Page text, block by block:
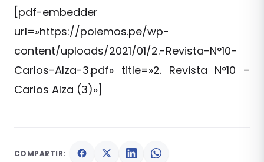
[pdf-embedder
url=»https://polemos.pe/wp-
content/uploads/2021/01/2.-Revista-N°10-
Carlos-Alza-3.pdf» title=»2. Revista N°10 –
Carlos Alza (3)»]
COMPARTIR: